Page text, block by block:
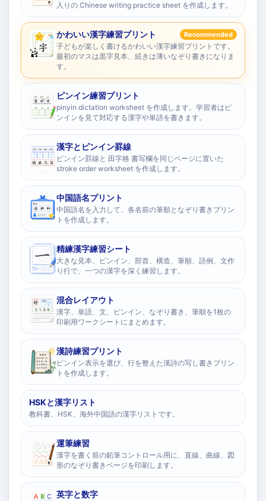
入りの Chinese writing practice sheet を作成します。
かわいい漢字練習プリント Recommended
子どもが楽しく書けるかわいい漢字練習プリントです。
最初のマスは黒字見本、続きは薄いなぞり書きになりま
す。
ピンイン練習プリント
pinyin dictation worksheet を作成します。学習者はピ
ンインを見て対応する漢字や単語を書きます。
漢字とピンイン罫線
ピンイン罫線と 田字格 書写欄を同じページに置いた
stroke order worksheet を作成します。
中国語名プリント
中国語名を入力して、各名前の筆順となぞり書きプリン
トを作成します。
精練漢字練習シート
大きな見本、ピンイン、部首、構造、筆順、語例、文作
り行で、一つの漢字を深く練習します。
混合レイアウト
漢字、単語、文、ピンイン、なぞり書き、筆順を1枚の
印刷用ワークシートにまとめます。
漢詩練習プリント
ピンイン表示を選び、行を整えた漢詩の写し書きプリン
トを作成します。
HSKと漢字リスト
教科書、HSK、海外中国語の漢字リストです。
運筆練習
漢字を書く前の鉛筆コントロール用に、直線、曲線、図
形のなぞり書きページを印刷します。
英字と数字